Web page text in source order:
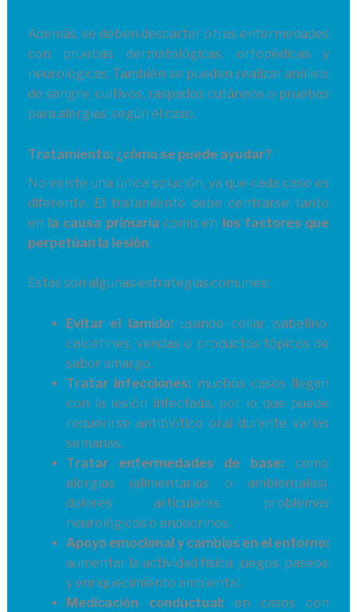
Además, se deben descartar otras enfermedades
con pruebas dermatológicas, ortopédicas y
neurológicas. También se pueden realizar análisis
de sangre, cultivos, raspados cutáneos o pruebas
para alergias, según el caso.
Tratamiento: ¿cómo se puede ayudar?
No existe una única solución, ya que cada caso es
diferente. El tratamiento debe centrarse tanto
en la causa primaria como en los factores que
perpetúan la lesión.
Estas son algunas estrategias comunes:
Evitar el lamido:usando collar isabelino,
calcetines, vendas o productos tópicos de
sabor amargo.
Tratar infecciones: muchos casos llegan
con la lesión infectada, por lo que puede
requerirse antibiótico oral durante varias
semanas.
Tratar enfermedades de base: como
alergias (alimentarias o ambientales),
dolores articulares, problemas
neurológicos o endocrinos.
Apoyo emocional y cambios en el entorno:
aumentar la actividad física, juegos, paseos
y enriquecimiento ambiental.
Medicación conductual:en casos con